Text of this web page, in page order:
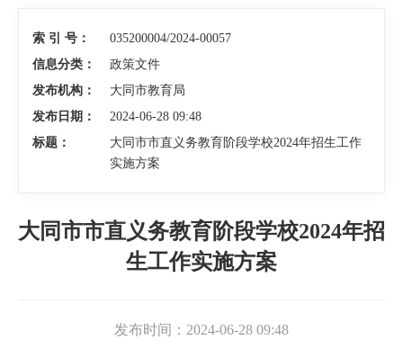
索 引 号：
035200004/2024-00057
信息分类：
政策文件
发布机构：
大同市教育局
发布日期：
2024-06-28 09:48
标题：
大同市市直义务教育阶段学校2024年招生工作
实施方案
大同市市直义务教育阶段学校2024年招
生工作实施方案
发布时间： 2024-06-28 09:48